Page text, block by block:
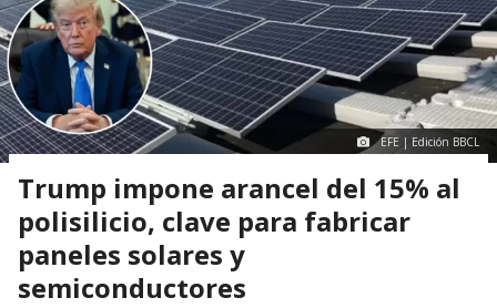
EFE | Edición BBCL
Trump impone arancel del 15% al
polisilicio, clave para fabricar
paneles solares y
semiconductores